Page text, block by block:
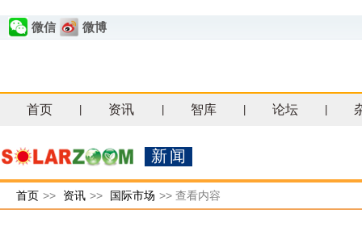
微信 微博
首页 资讯 智库 论坛
新闻
首页 >> 资讯 >> 国际市场 >> 查看内容